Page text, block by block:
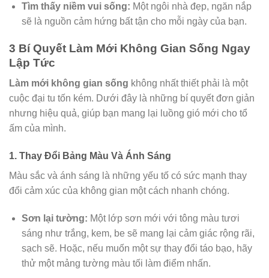
Tìm thấy niềm vui sống: Một ngôi nhà đẹp, ngăn nắp
sẽ là nguồn cảm hứng bất tận cho mỗi ngày của bạn.
3 Bí Quyết Làm Mới Không Gian Sống Ngay
Lập Tức
Làm mới không gian sống không nhất thiết phải là một
cuộc đại tu tốn kém. Dưới đây là những bí quyết đơn giản
nhưng hiệu quả, giúp bạn mang lại luồng gió mới cho tổ
ấm của mình.
1. Thay Đổi Bảng Màu Và Ánh Sáng
Màu sắc và ánh sáng là những yếu tố có sức mạnh thay
đổi cảm xúc của không gian một cách nhanh chóng.
Sơn lại tường: Một lớp sơn mới với tông màu tươi
sáng như trắng, kem, be sẽ mang lại cảm giác rộng rãi,
sạch sẽ. Hoặc, nếu muốn một sự thay đổi táo bạo, hãy
thử một mảng tường màu tối làm điểm nhấn.